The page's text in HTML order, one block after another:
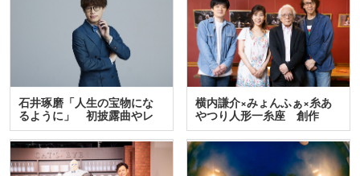
石井琢磨「人生の宝物にな
るように」 初披露曲やレ
ア…
横内謙介×みょんふぁ×糸あ
やつり人形一糸座 創作
人…